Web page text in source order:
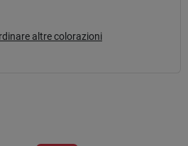
altre colorazioni